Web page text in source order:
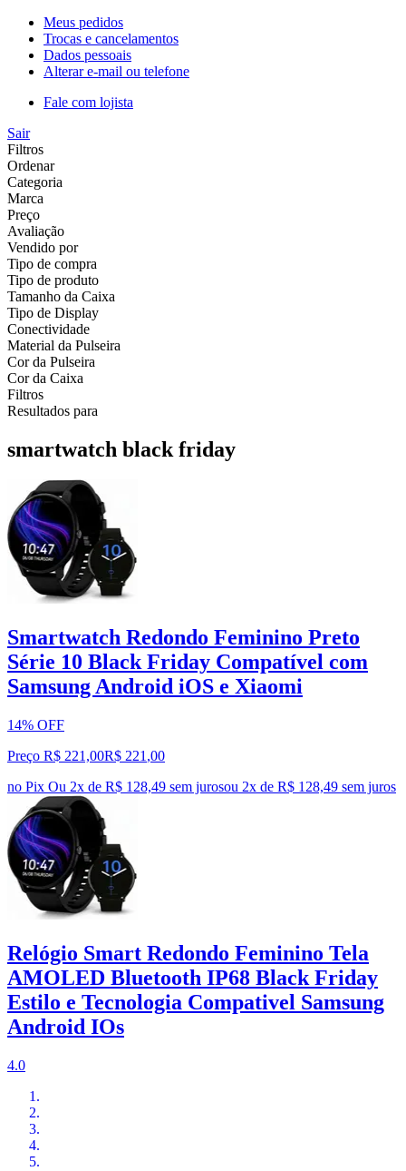
Meus pedidos
Trocas e cancelamentos
Dados pessoais
Alterar e-mail ou telefone
Fale com lojista
Sair
Filtros
Ordenar
Categoria
Marca
Preço
Avaliação
Vendido por
Tipo de compra
Tipo de produto
Tamanho da Caixa
Tipo de Display
Conectividade
Material da Pulseira
Cor da Pulseira
Cor da Caixa
Filtros
Resultados para
smartwatch black friday
Smartwatch Redondo Feminino Preto
Série 10 Black Friday Compatível com
Samsung Android iOS e Xiaomi
14% OFF
Preço R$ 221,00R$ 221 ,00
no Pix Ou 2x de R$ 128,49 sem jurosou 2x de R$ 128,49 sem juros
Relógio Smart Redondo Feminino Tela
AMOLED Bluetooth IP68 Black Friday
Estilo e Tecnologia Compativel Samsung
Android IOs
4.0